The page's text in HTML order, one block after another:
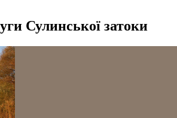
Сулинської затоки